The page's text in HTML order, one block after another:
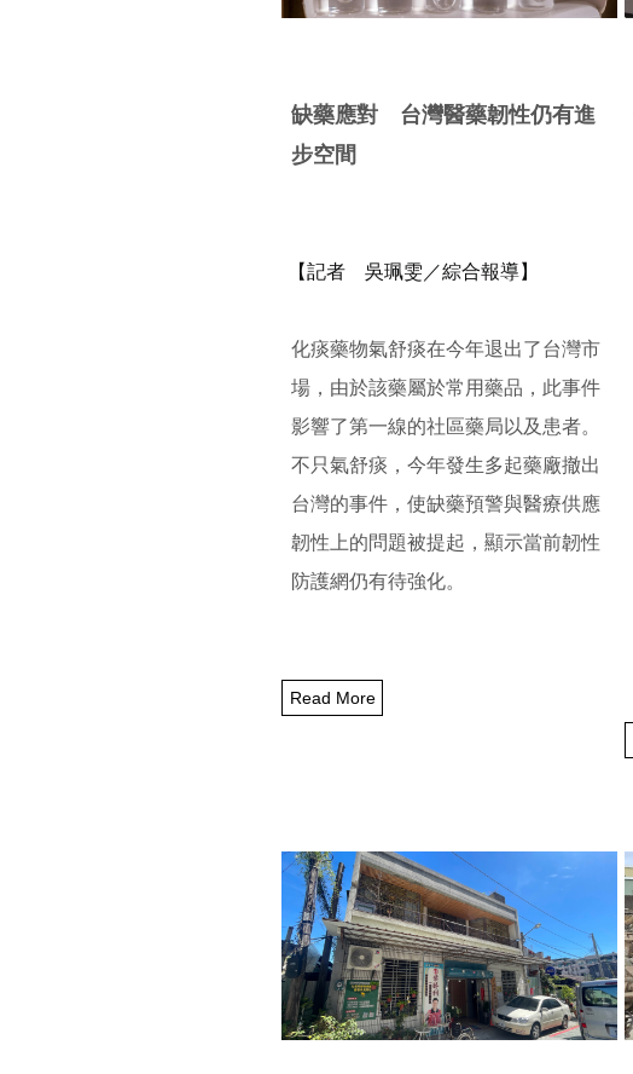
缺藥應對 台灣醫藥韌性仍有進
步空間
【記者 吳珮雯／綜合報導】
化痰藥物氣舒痰在今年退出了台灣市
場，由於該藥屬於常用藥品， 此事件
影響了第一線的社區藥局以及患者。
不只氣舒痰， 今年發生多起藥廠撤出
台灣的事件， 使缺藥預警與醫療供應
韌性上的問題被提起， 顯示當前韌性
防護網仍有待強化。
Read More